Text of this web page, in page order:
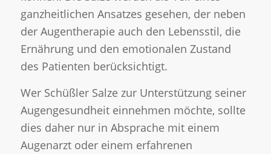
ganzheitlichen Ansatzes gesehen, der neben
der Augentherapie auch den Lebensstil, die
Ernährung und den emotionalen Zustand
des Patienten berücksichtigt.
Wer Schüßler Salze zur Unterstützung seiner
Augengesundheit einnehmen möchte, sollte
dies daher nur in Absprache mit einem
Augenarzt oder einem erfahrenen